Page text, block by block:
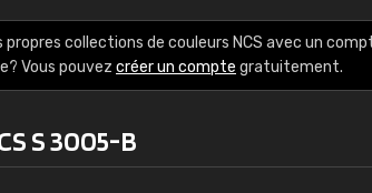
collections de couleurs NCS avec un
Vous pouvez créer un compte gratuitement.
S 3005-B